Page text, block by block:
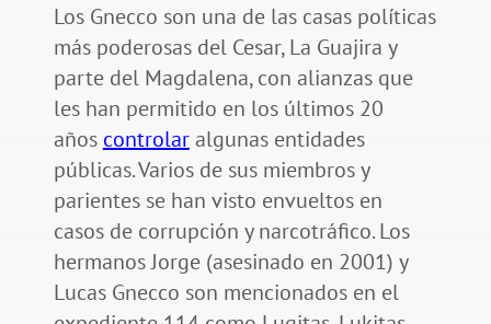
Los Gnecco son una de las casas políticas
más poderosas del Cesar, La Guajira y
parte del Magdalena, con alianzas que
les han permitido en los últimos 20
años controlaralgunas entidades
públicas. Varios de sus miembros y
parientes se han visto envueltos en
casos de corrupción y narcotráfico. Los
hermanos Jorge (asesinado en 2001) y
Lucas Gnecco son mencionados en el